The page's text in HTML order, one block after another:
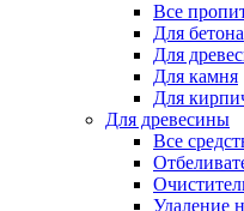
Все
Для бетона
Для
Для камня
Для
Для древесины
Все
Удаление